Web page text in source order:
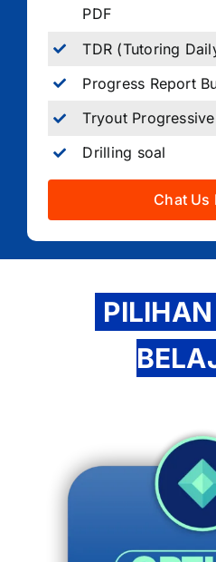
PDF
TDR (Tutoring
Progress Report
Tryout Progressive
Drilling soal
Chat Us